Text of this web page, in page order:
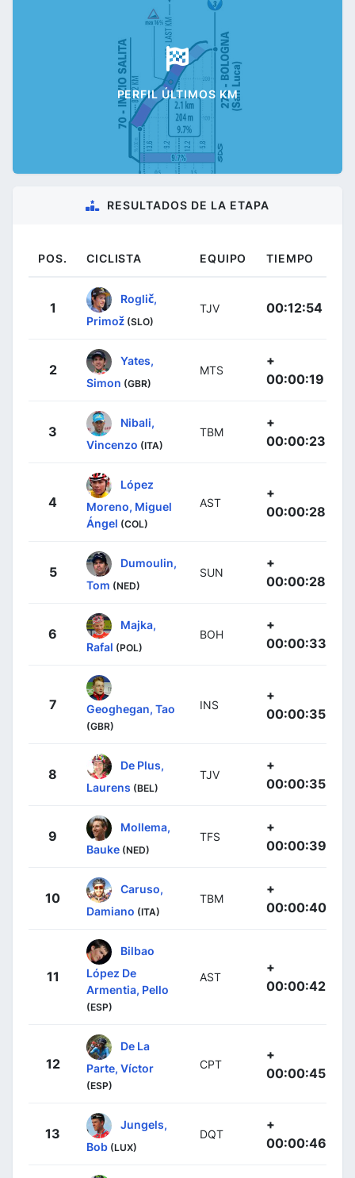
PERFIL ÚLTIMOS KM
RESULTADOS DE LA ETAPA
POS. CICLISTA EQUIPO TIEMPO
1
Roglič,
Primož (SLO)
TJV 00:12:54
2
Yates,
Simon (GBR)
MTS
+
00:00:19
3
Nibali,
Vincenzo (ITA)
TBM
+
00:00:23
4
López
Moreno, Miguel
Ángel (COL)
AST
+
00:00:28
5
Dumoulin,
Tom (NED)
SUN
+
00:00:28
6
Majka,
Rafal (POL)
BOH
+
00:00:33
7 Geoghegan, Tao
(GBR)
INS
+
00:00:35
8
De Plus,
Laurens (BEL)
TJV
+
00:00:35
9
Mollema,
Bauke (NED)
TFS
+
00:00:39
10
Caruso,
Damiano (ITA)
TBM
+
00:00:40
11
Bilbao
López De
Armentia, Pello
(ESP)
AST
+
00:00:42
12
De La
Parte, Víctor
(ESP)
CPT
+
00:00:45
13
Jungels,
Bob (LUX)
DQT
+
00:00:46